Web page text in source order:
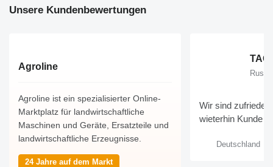
Unsere Kundenbewertungen
Agroline
Agroline ist ein spezialisierter Online-
Marktplatz für landwirtschaftliche
Maschinen und Geräte, Ersatzteile und
landwirtschaftliche Erzeugnisse.
24 Jahre auf dem Markt
Wir sind
wieterhin Kunde
Deutschland